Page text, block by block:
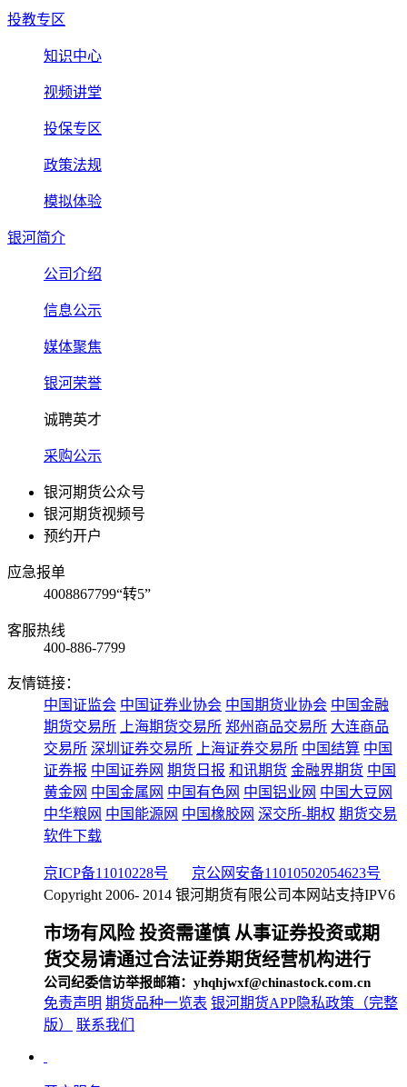
投教专区
知识中心
视频讲堂
投保专区
政策法规
模拟体验
银河简介
公司介绍
信息公示
媒体聚焦
银河荣誉
诚聘英才
采购公示
银河期货公众号
银河期货视频号
预约开户
应急报单
4008867799“转5”
客服热线
400-886-7799
友情链接：
中国证监会 中国证券业协会 中国期货业协会 中国金融
期货交易所
上海期货交易所 郑州商品交易所 大连商品
交易所 深圳证券交易所 上海证券交易所 中国结算 中国
证券报 中国证券网 期货日报 和讯期货 金融界期货 中国
黄金网 中国金属网 中国有色网 中国铝业网 中国大豆网
中华粮网 中国能源网 中国橡胶网 深交所-期权 期货交易
软件下载
京ICP备11010228号
京公网安备11010502054623号
Copyright 2006- 2014 银河期货有限公司本网站支持IPV6
市场有风险 投资需谨慎 从事证券投资或期
货交易请通过合法证券期货经营机构进行
公司纪委信访举报邮箱：yhqhjwxf@chinastock.com.cn
免责声明 期货品种一览表 银河期货APP隐私政策（完整
版）
联系我们